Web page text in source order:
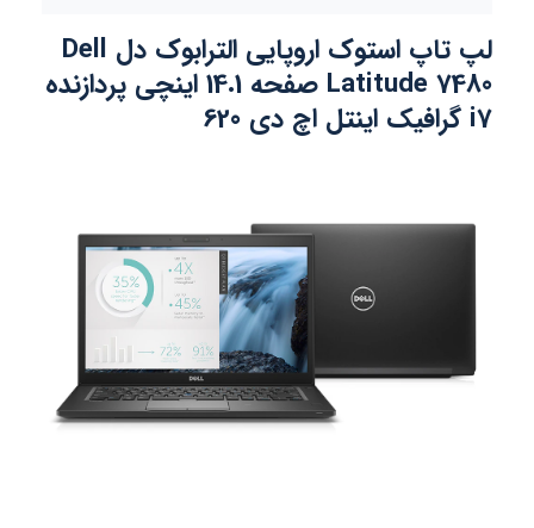
لپ تاپ استوک اروپایی الترابوک دل Dell
Latitude 7480 صفحه 14.1 اینچی پردازنده
i7 گرافیک اینتل اچ دی 620